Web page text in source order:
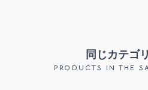
同じカテゴ
PRODUCTS IN THE